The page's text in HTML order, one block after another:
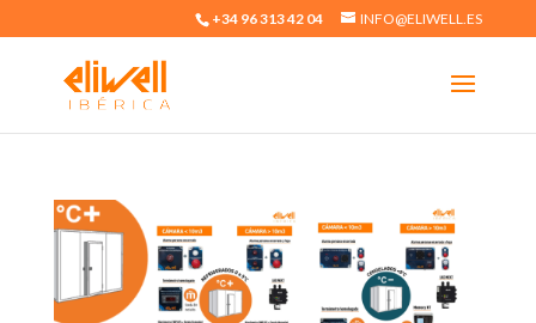
+34 96 313 42 04 INFO@ELIWELL.ES